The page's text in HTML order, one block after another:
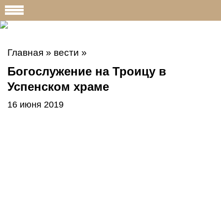
Главная » вести »
Богослужение на Троицу в
Успенском храме
16 июня 2019